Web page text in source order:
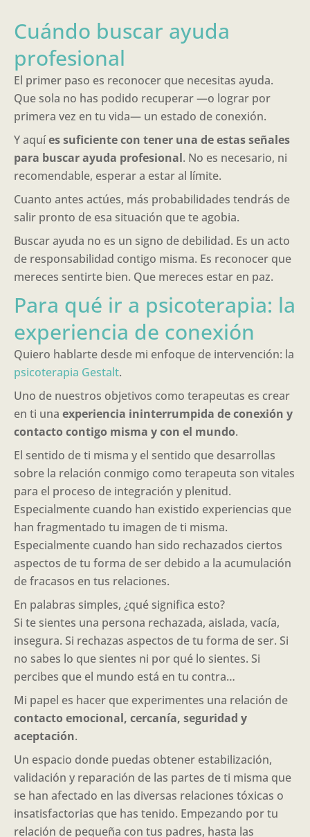
Cuándo buscar ayuda
profesional
El primer paso es reconocer que necesitas ayuda.
Que sola no has podido recuperar —o lograr por
primera vez en tu vida— un estado de conexión.
Y aquíes suficiente con tener una de estas señales
para buscar ayuda profesional. No es necesario, ni
recomendable, esperar a estar al límite.
Cuanto antes actúes, más probabilidades tendrás de
salir pronto de esa situación que te agobia.
Buscar ayuda no es un signo de debilidad. Es un acto
de responsabilidad contigo misma. Es reconocer que
mereces sentirte bien. Que mereces estar en paz.
Para qué ir a psicoterapia: la
experiencia de conexión
Quiero hablarte desde mi enfoque de intervención: la
psicoterapia Gestalt.
Uno de nuestros objetivos como terapeutas es crear
en ti una experiencia ininterrumpida de conexión y
contacto contigo misma y con el mundo.
El sentido de ti misma y el sentido que desarrollas
sobre la relación conmigo como terapeuta son vitales
para el proceso de integración y plenitud.
Especialmente cuando han existido experiencias que
han fragmentado tu imagen de ti misma.
Especialmente cuando han sido rechazados ciertos
aspectos de tu forma de ser debido a la acumulación
de fracasos en tus relaciones.
En palabras simples, ¿qué significa esto?
Si te sientes una persona rechazada, aislada, vacía,
insegura. Si rechazas aspectos de tu forma de ser. Si
no sabes lo que sientes ni por qué lo sientes. Si
percibes que el mundo está en tu contra…
Mi papel es hacer que experimentes una relación de
contacto emocional, cercanía, seguridad y
aceptación.
Un espacio donde puedas obtener estabilización,
validación y reparación de las partes de ti misma que
se han afectado en las diversas relaciones tóxicas o
insatisfactorias que has tenido. Empezando por tu
relación de pequeña con tus padres, hasta las